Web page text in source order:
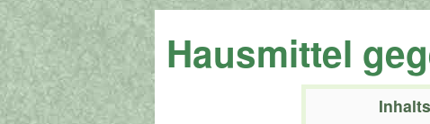
Hausmittel